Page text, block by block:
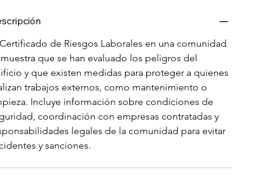
de Riesgos Laborales en una comunidad
que se han evaluado los peligros del
y que existen medidas para proteger a quienes
trabajos externos, como mantenimiento o
Incluye información sobre condiciones de
coordinación con empresas contratadas y
legales de la comunidad para evitar
y sanciones.